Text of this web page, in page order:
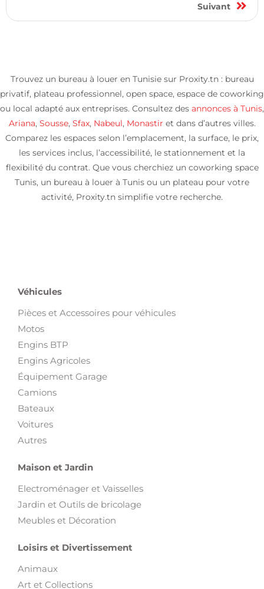
Suivant
Trouvez un bureau à louer en Tunisie sur Proxity.tn : bureau
privatif, plateau professionnel, open space, espace de coworking
ou local adapté aux entreprises. Consultez des annonces à Tunis,
Ariana,Sousse, Sfax, Nabeul, Monastir et dans d’autres villes.
Comparez les espaces selon l’emplacement, la surface, le prix,
les services inclus, l’accessibilité, le stationnement et la
flexibilité du contrat. Que vous cherchiez un coworking space
Tunis, un bureau à louer à Tunis ou un plateau pour votre
activité, Proxity.tn simplifie votre recherche.
Véhicules
Pièces et Accessoires pour véhicules
Motos
Engins BTP
Engins Agricoles
Équipement Garage
Camions
Bateaux
Voitures
Autres
Maison et Jardin
Electroménager et Vaisselles
Jardin et Outils de bricolage
Meubles et Décoration
Loisirs et Divertissement
Animaux
Art et Collections